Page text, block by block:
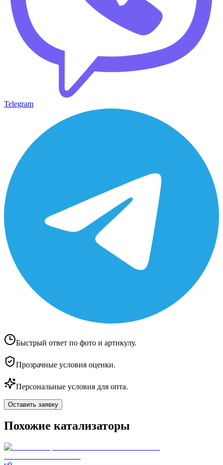
Telegram
Быстрый ответ по фото и артикулу.
Прозрачные условия оценки.
Персональные условия для опта.
Оставить заявку
Похожие катализаторы